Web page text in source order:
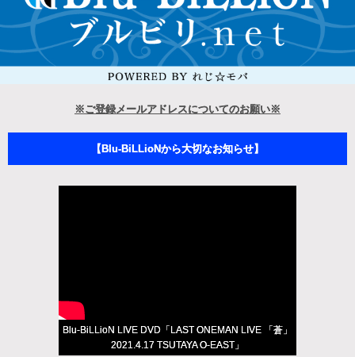
※ご登録メールアドレスについてのお願い※
【Blu-BiLLioNから大切なお知らせ】
Blu-BiLLioN LIVE DVD「LAST ONEMAN LIVE 「蒼」
2021.4.17 TSUTAYA O-EAST」